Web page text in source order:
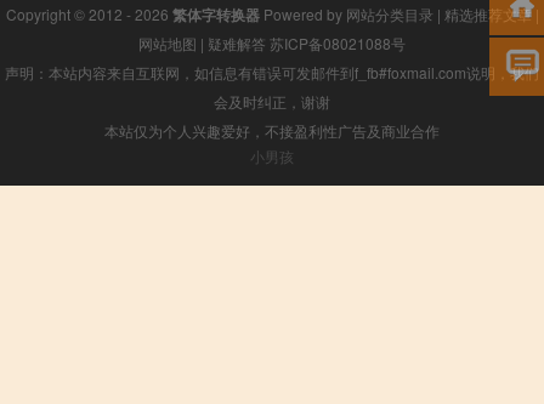
Copyright © 2012 - 2026 繁体字转换器Powered by 网站分类目录 | 精选推荐文章|
网站地图 | 疑难解答 苏ICP备08021088号
声明：本站内容来自互联网，如信息有错误可发邮件到f_fb#foxmail.com说明，我们
会及时纠正，谢谢
本站仅为个人兴趣爱好，不接盈利性广告及商业合作
小男孩